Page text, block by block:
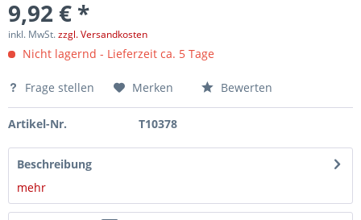
9,92 € *
inkl. MwSt.zzgl. Versandkosten
Nicht lagernd - Lieferzeit ca. 5 Tage
Frage stellen Merken Bewerten
Artikel-Nr. T10378
Beschreibung
mehr